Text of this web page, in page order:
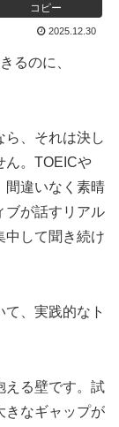
コピー
2025.12.30
るのに、
ら、それは決し
ん。TOEICや
間違いなく素晴
ブが話すリアル
中して聞き続け
て、実践的なト
える壁です。試
きなギャップが